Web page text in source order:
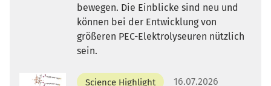
bewegen. Die Einblicke sind neu und
können bei der Entwicklung von
größeren PEC-Elektrolyseuren nützlich
sein.
Science Highlight
16.07.2026